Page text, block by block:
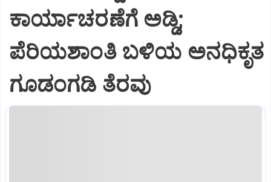
ಕಾರ್ಯಾಚರಣೆಗೆ ಅಡ್ಡಿ;
ಪೆರಿಯಶಾಂತಿ ಬಳಿಯ ಅನಧಿಕೃತ
ಗೂಡಂಗಡಿ ತೆರವು